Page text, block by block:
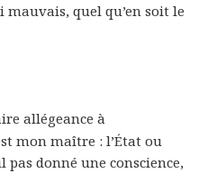
quel qu’en soit le
allégeance à
mon maître : l’État ou
pas donné une conscience,